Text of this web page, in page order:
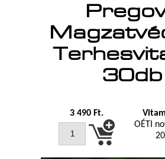
30db
3 490 Ft.
OÉTI